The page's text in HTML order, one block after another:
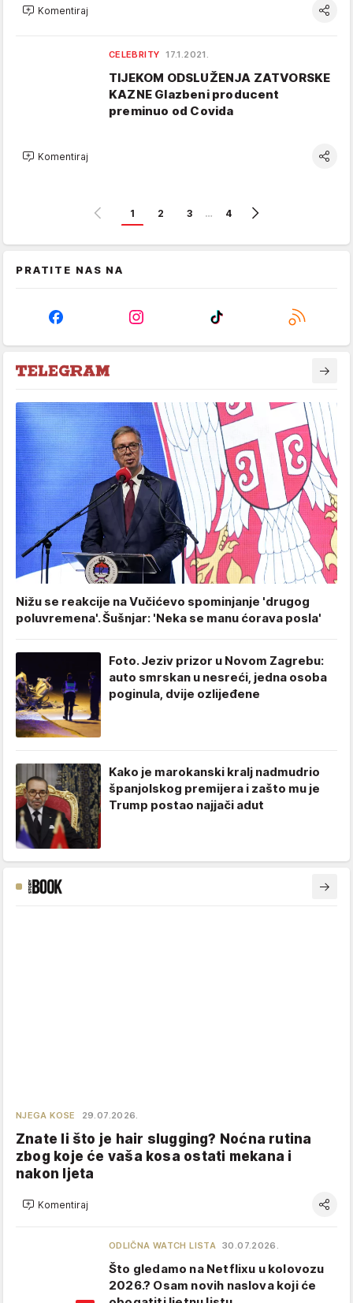
Komentiraj
CELEBRITY 17.1.2021.
TIJEKOM ODSLUŽENJA ZATVORSKE
KAZNE Glazbeni producent
preminuo od Covida
Komentiraj
1 2 3 … 4
PRATITE NAS NA
Nižu se reakcije na Vučićevo spominjanje 'drugog
poluvremena'. Šušnjar: 'Neka se manu ćorava posla'
Foto. Jeziv prizor u Novom Zagrebu:
auto smrskan u nesreći, jedna osoba
poginula, dvije ozlijeđene
Kako je marokanski kralj nadmudrio
španjolskog premijera i zašto mu je
Trump postao najjači adut
NJEGA KOSE 29.07.2026.
Znate li što je hair slugging? Noćna rutina
zbog koje će vaša kosa ostati mekana i
nakon ljeta
Komentiraj
ODLIČNA WATCH LISTA 30.07.2026.
Što gledamo na Netflixu u kolovozu
2026.? Osam novih naslova koji će